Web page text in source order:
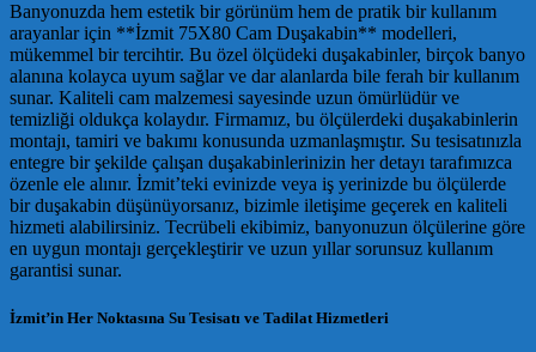
Banyonuzda hem estetik bir görünüm hem de pratik bir kullanım
arayanlar için **İzmit 75X80 Cam Duşakabin** modelleri,
mükemmel bir tercihtir. Bu özel ölçüdeki duşakabinler, birçok banyo
alanına kolayca uyum sağlar ve dar alanlarda bile ferah bir kullanım
sunar. Kaliteli cam malzemesi sayesinde uzun ömürlüdür ve
temizliği oldukça kolaydır. Firmamız, bu ölçülerdeki duşakabinlerin
montajı, tamiri ve bakımı konusunda uzmanlaşmıştır. Su tesisatınızla
entegre bir şekilde çalışan duşakabinlerinizin her detayı tarafımızca
özenle ele alınır. İzmit’teki evinizde veya iş yerinizde bu ölçülerde
bir duşakabin düşünüyorsanız, bizimle iletişime geçerek en kaliteli
hizmeti alabilirsiniz. Tecrübeli ekibimiz, banyonuzun ölçülerine göre
en uygun montajı gerçekleştirir ve uzun yıllar sorunsuz kullanım
garantisi sunar.
İzmit’in Her Noktasına Su Tesisatı ve Tadilat Hizmetleri